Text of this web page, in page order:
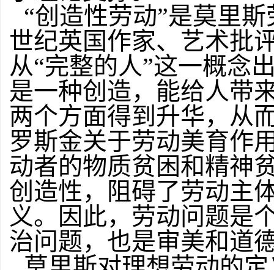
“创造性劳动”是莫里
世纪英国作家、艺术批
从“完整的人”这一概念
是一种创造，能给人带
两个方面得到升华，从
罗斯金关于劳动美育作
动者的物质贫困和精神
创造性，阻碍了劳动主
义。因此，劳动问题是
治问题，也是审美和道